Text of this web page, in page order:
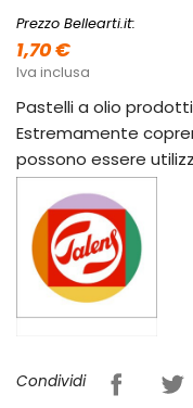
Prezzo Bellearti.it:
1,70 €
Iva inclusa
Pastelli a olio
Estremamente
possono essere
Condividi